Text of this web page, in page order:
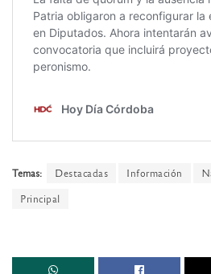
Temas: Destacadas Información
Principal